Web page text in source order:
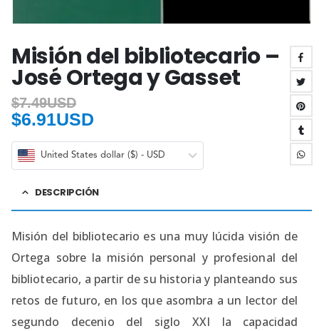
Misión del bibliotecario –
José Ortega y Gasset
$7.49USD
$6.91USD
United States dollar ($) - USD
DESCRIPCIÓN
Misión del bibliotecario es una muy lúcida visión de
Ortega sobre la misión personal y profesional del
bibliotecario, a partir de su historia y planteando sus
retos de futuro, en los que asombra a un lector del
segundo decenio del siglo XXI la capacidad